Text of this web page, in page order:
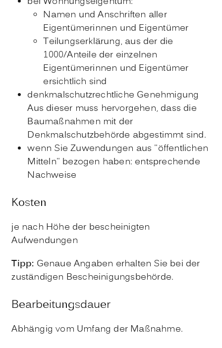
Namen und Anschriften aller
Eigentümerinnen und Eigentümer
Teilungserklärung, aus der die
1000/Anteile der einzelnen
Eigentümerinnen und Eigentümer
ersichtlich sind
denkmalschutzrechtliche Genehmigung
Aus dieser muss hervorgehen, dass die
Baumaßnahmen mit der
Denkmalschutzbehörde abgestimmt sind.
wenn Sie Zuwendungen aus "öffentlichen
Mitteln" bezogen haben: entsprechende
Nachweise
Kosten
je nach Höhe der bescheinigten
Aufwendungen
Tipp: Genaue Angaben erhalten Sie bei der
zuständigen Bescheinigungsbehörde.
Bearbeitungsdauer
Abhängig vom Umfang der Maßnahme.